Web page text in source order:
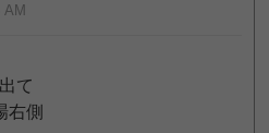
AM
て
右側